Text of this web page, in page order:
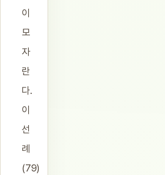
이
모
자
란
다.
이
선
례
(79)